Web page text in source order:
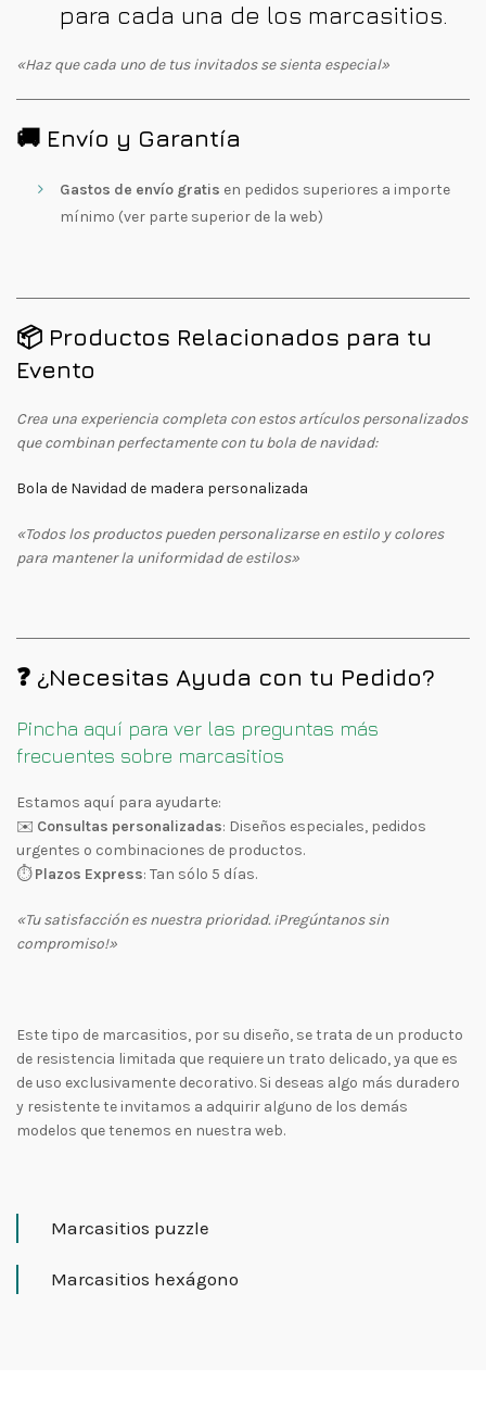
para cada una de los marcasitios.
«Haz que cada uno de tus invitados se sienta especial»
🚚 Envío y Garantía
Gastos de envío gratis en pedidos superiores a importe
mínimo (ver parte superior de la web)
📦 Productos Relacionados para tu
Evento
Crea una experiencia completa con estos artículos personalizados
que combinan perfectamente con tu bola de navidad:
Bola de Navidad de madera personalizada
«Todos los productos pueden personalizarse en estilo y colores
para mantener la uniformidad de estilos»
❓ ¿Necesitas Ayuda con tu Pedido?
Pincha aquí para ver las preguntas más
frecuentes sobre marcasitios
Estamos aquí para ayudarte:
✉️ Consultas personalizadas: Diseños especiales, pedidos
urgentes o combinaciones de productos.
⏱Plazos Express: Tan sólo 5 días.
«Tu satisfacción es nuestra prioridad. ¡Pregúntanos sin
compromiso!»
Este tipo de marcasitios, por su diseño, se trata de un producto
de resistencia limitada que requiere un trato delicado, ya que es
de uso exclusivamente decorativo. Si deseas algo más duradero
y resistente te invitamos a adquirir alguno de los demás
modelos que tenemos en nuestra web.
Marcasitios puzzle
Marcasitios hexágono